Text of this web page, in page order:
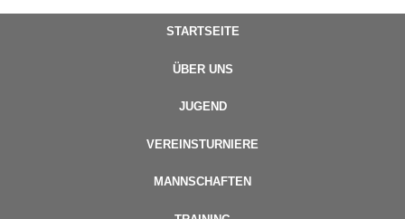
STARTSEITE
ÜBER UNS
JUGEND
VEREINSTURNIERE
MANNSCHAFTEN